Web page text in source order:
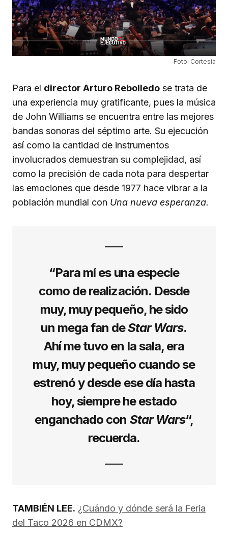
Foto: Cortesía
Para el director Arturo Rebolledo se trata de
una experiencia muy gratificante, pues la música
de John Williams se encuentra entre las mejores
bandas sonoras del séptimo arte. Su ejecución
así como la cantidad de instrumentos
involucrados demuestran su complejidad, así
como la precisión de cada nota para despertar
las emociones que desde 1977 hace vibrar a la
población mundial con Una nueva esperanza.
“Para mí es una especie
como de realización. Desde
muy, muy pequeño, he sido
un mega fan deStar Wars.
Ahí me tuvo en la sala, era
muy, muy pequeño cuando se
estrenó y desde ese día hasta
hoy, siempre he estado
enganchado con Star Wars“,
recuerda.
TAMBIÉN LEE. ¿Cuándo y dónde será la Feria
del Taco 2026 en CDMX?